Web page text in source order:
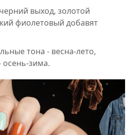
выход, золотой
фиолетовый добавят
тона - весна‑лето,